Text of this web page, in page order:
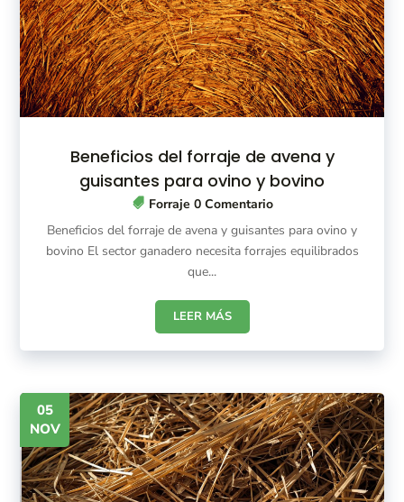
Beneficios del forraje de avena y
guisantes para ovino y bovino
Forraje 0 Comentario
Beneficios del forraje de avena y guisantes para ovino y
bovino El sector ganadero necesita forrajes equilibrados
que...
LEER MÁS
05
NOV